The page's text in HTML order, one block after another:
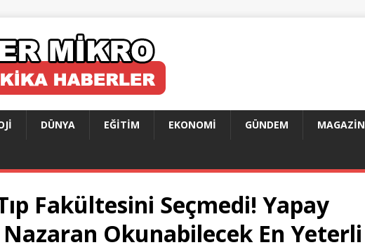
DÜNYA EĞITIM EKONOMI GÜNDEM MAGAZIN
Fakültesini Seçmedi! Yapay
Okunabilecek En Yeterli